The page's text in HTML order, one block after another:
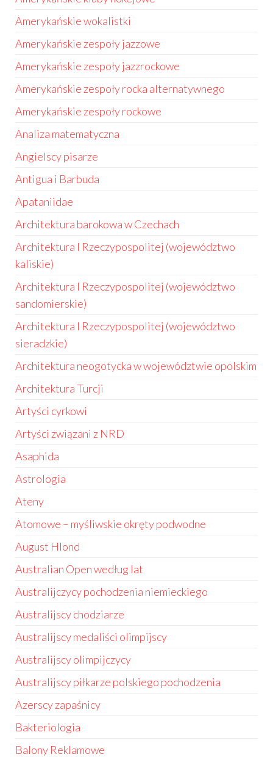
Amerykańskie wokalistki
Amerykańskie zespoły jazzowe
Amerykańskie zespoły jazzrockowe
Amerykańskie zespoły rocka alternatywnego
Amerykańskie zespoły rockowe
Analiza matematyczna
Angielscy pisarze
Antigua i Barbuda
Apataniidae
Architektura barokowa w Czechach
Architektura I Rzeczypospolitej (województwo
kaliskie)
Architektura I Rzeczypospolitej (województwo
sandomierskie)
Architektura I Rzeczypospolitej (województwo
sieradzkie)
Architektura neogotycka w województwie opolskim
Architektura Turcji
Artyści cyrkowi
Artyści związani z NRD
Asaphida
Astrologia
Ateny
Atomowe – myśliwskie okręty podwodne
August Hlond
Australian Open według lat
Australijczycy pochodzenia niemieckiego
Australijscy chodziarze
Australijscy medaliści olimpijscy
Australijscy olimpijczycy
Australijscy piłkarze polskiego pochodzenia
Azerscy zapaśnicy
Bakteriologia
Balony Reklamowe